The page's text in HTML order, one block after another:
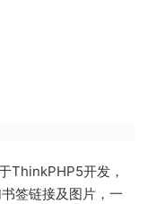
ThinkPHP5开发，
签链接及图片，一